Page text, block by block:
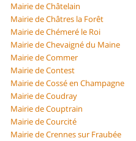
Mairie de Châtelain
Mairie de Châtres la Forêt
Mairie de Chémeré le Roi
Mairie de Chevaigné du Maine
Mairie de Commer
Mairie de Contest
Mairie de Cossé en Champagne
Mairie de Coudray
Mairie de Couptrain
Mairie de Courcité
Mairie de Crennes sur Fraubée